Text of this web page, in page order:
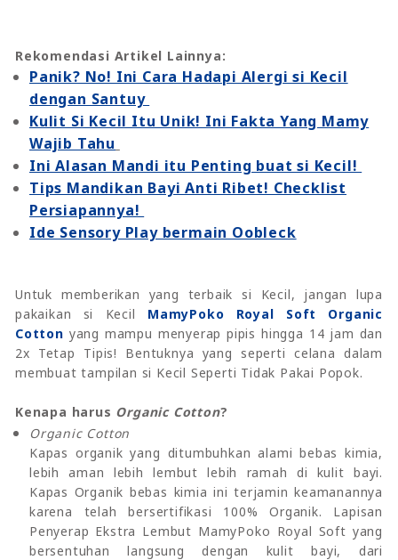
Rekomendasi Artikel Lainnya:
Panik? No! Ini Cara Hadapi Alergi si Kecil
dengan Santuy
Kulit Si Kecil Itu Unik! Ini Fakta Yang Mamy
Wajib Tahu
Ini Alasan Mandi itu Penting buat si Kecil!
Tips Mandikan Bayi Anti Ribet! Checklist
Persiapannya!
Ide Sensory Play bermain Oobleck
Untuk memberikan yang terbaik si Kecil, jangan lupa
pakaikan si Kecil MamyPoko Royal Soft Organic
Cotton yang mampu menyerap pipis hingga 14 jam dan
2x Tetap Tipis! Bentuknya yang seperti celana dalam
membuat tampilan si Kecil Seperti Tidak Pakai Popok.
Kenapa harus Organic Cotton?
Organic Cotton
Kapas organik yang ditumbuhkan alami bebas kimia,
lebih aman lebih lembut lebih ramah di kulit bayi.
Kapas Organik bebas kimia ini terjamin keamanannya
karena telah bersertifikasi 100% Organik. Lapisan
Penyerap Ekstra Lembut MamyPoko Royal Soft yang
bersentuhan langsung dengan kulit bayi, dari